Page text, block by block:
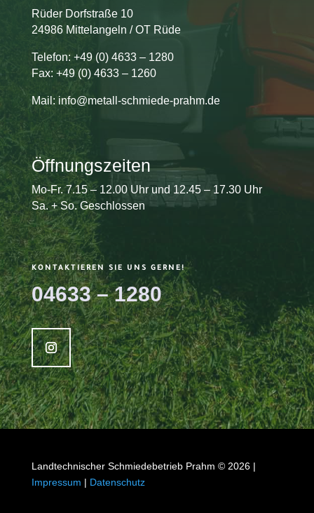
Rüder Dorfstraße 10
24986 Mittelangeln / OT Rüde
Telefon: +49 (0) 4633 – 1280
Fax: +49 (0) 4633 – 1260
Mail: info@metall-schmiede-prahm.de
Öffnungszeiten
Mo-Fr. 7.15 – 12.00 Uhr und 12.45 – 17.30 Uhr
Sa. + So. Geschlossen
KONTAKTIEREN SIE UNS GERNE!
04633 – 1280
Landtechnischer Schmiedebetrieb Prahm © 2026 |
Impressum | Datenschutz